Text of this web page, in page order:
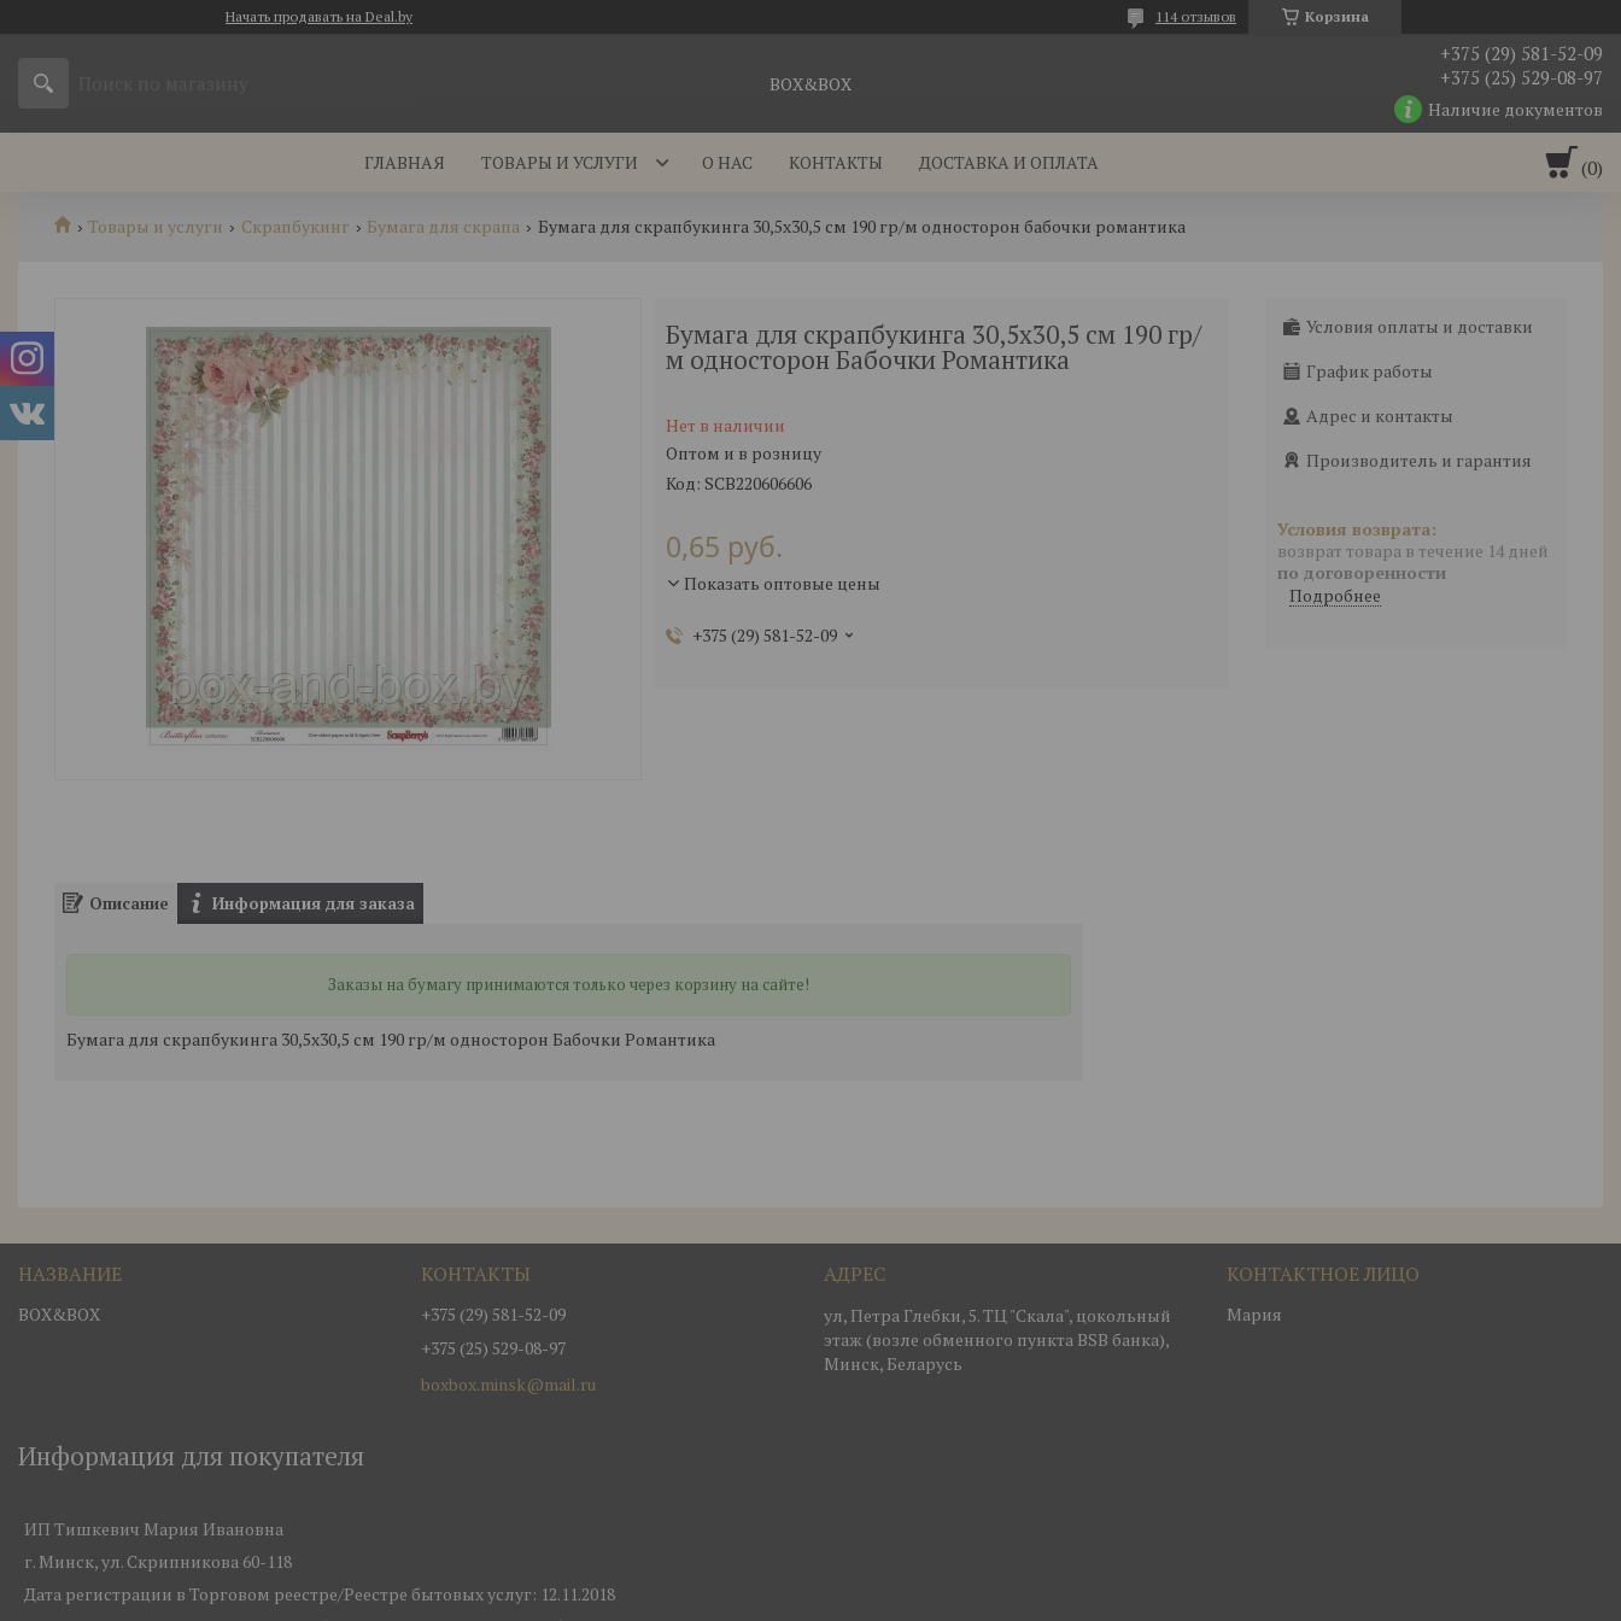
Начать продавать на Deal.by Корзина
114 отзывов
BOX&BOX
+375 (29) 581-52-09
+375 (25) 529-08-97
Наличие документов
ГЛАВНАЯ ТОВАРЫ И УСЛУГИ О НАС КОНТАКТЫ ДОСТАВКА И ОПЛАТА
Товары и услуги Скрапбукинг Бумага для скрапа Бумага для скрапбукинга 30,5х30,5 см 190 гр/м односторон бабочки романтика
Бумага для скрапбукинга 30,5х30,5 см 190 гр/
м односторон Бабочки Романтика
Нет в наличии
Оптом и в розницу
Код: SCB220606606
0,65 руб.
Показать оптовые цены
+375 (29) 581-52-09
Условия оплаты и доставки
График работы
Адрес и контакты
Производитель и гарантия
возврат товара в течение 14 дней
по договоренности
Подробнее
Описание Информация для заказа
Заказы на бумагу принимаются только через корзину на сайте!
Бумага для скрапбукинга 30,5х30,5 см 190 гр/м односторон Бабочки Романтика
BOX&BOX
+375 (29) 581-52-09
+375 (25) 529-08-97
boxbox.minsk@mail.ru
ул, Петра Глебки, 5. ТЦ "Скала", цокольный
этаж (возле обменного пункта BSB банка),
Минск, Беларусь
Мария
Информация для покупателя
ИП Тишкевич Мария Ивановна
г. Минск, ул. Скрипникова 60-118
Дата регистрации в Торговом реестре/Реестре бытовых услуг: 12.11.2018